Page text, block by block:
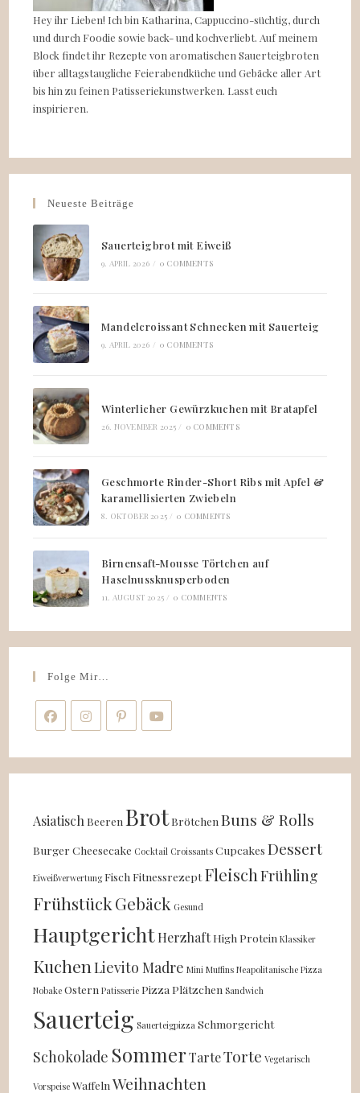
Hey ihr Lieben! Ich bin Katharina, Cappuccino-süchtig, durch
und durch Foodie sowie back- und kochverliebt. Auf meinem
Block findet ihr Rezepte von aromatischen Sauerteigbroten
über alltagstaugliche Feierabendküche und Gebäcke aller Art
bis hin zu feinen Patisseriekunstwerken. Lasst euch
inspirieren.
Neueste Beiträge
Sauerteigbrot mit Eiweiß
9. APRIL 2026 / 0 COMMENTS
Mandelcroissant Schnecken mit Sauerteig
9. APRIL 2026 / 0 COMMENTS
Winterlicher Gewürzkuchen mit Bratapfel
26. NOVEMBER 2025 / 0 COMMENTS
Geschmorte Rinder-Short Ribs mit Apfel &
karamellisierten Zwiebeln
8. OKTOBER 2025 / 0 COMMENTS
Birnensaft-Mousse Törtchen auf
Haselnussknusperboden
11. AUGUST 2025 / 0 COMMENTS
Folge Mir…
Asiatisch Beeren Brot Brötchen Buns & Rolls
Burger Cheesecake Cocktail Croissants Cupcakes Dessert
Eiweißverwertung Fisch Fitnessrezept Fleisch Frühling
FrühstückGebäck Gesund
HauptgerichtHerzhaft High Protein Klassiker
Kuchen Lievito Madre Mini Muffins Neapolitanische Pizza
Nobake Ostern Patisserie Pizza Plätzchen Sandwich
Sauerteig Sauerteigpizza Schmorgericht
Schokolade SommerTarteTorte Vegetarisch
Vorspeise Waffeln Weihnachten